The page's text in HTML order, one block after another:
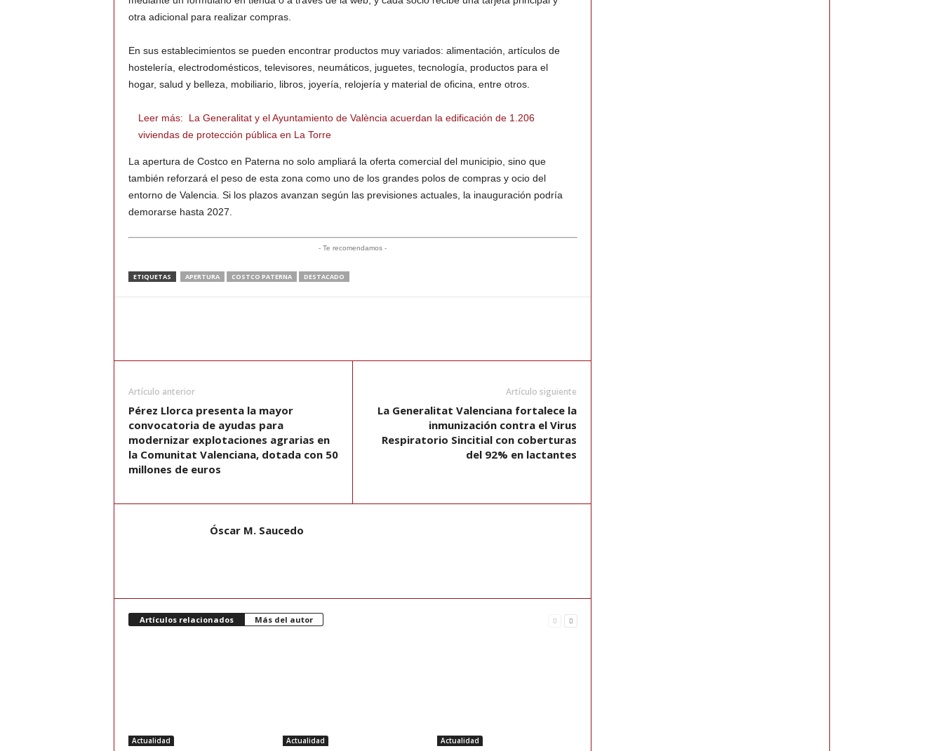
otra adicional para realizar compras.
En sus establecimientos se pueden encontrar productos muy variados: alimentación, artículos de
hostelería, electrodomésticos, televisores, neumáticos, juguetes, tecnología, productos para el
hogar, salud y belleza, mobiliario, libros, joyería, relojería y material de oficina, entre otros.
Leer más:
La Generalitat y el Ayuntamiento de València acuerdan la edificación de 1.206
viviendas de protección pública en La Torre
La apertura de Costco en Paterna no solo ampliará la oferta comercial del municipio, sino que
también reforzará el peso de esta zona como uno de los grandes polos de compras y ocio del
entorno de Valencia. Si los plazos avanzan según las previsiones actuales, la inauguración podría
demorarse hasta 2027.
- Te recomendamos -
ETIQUETAS APERTURA COSTCO PATERNA DESTACADO
Artículo anterior
Pérez Llorca presenta la mayor
convocatoria de ayudas para
modernizar explotaciones agrarias en
la Comunitat Valenciana, dotada con 50
millones de euros
Artículo siguiente
La Generalitat Valenciana fortalece la
inmunización contra el Virus
Respiratorio Sincitial con coberturas
del 92% en lactantes
Óscar M. Saucedo
Artículos relacionados Más del autor
Actualidad Actualidad Actualidad